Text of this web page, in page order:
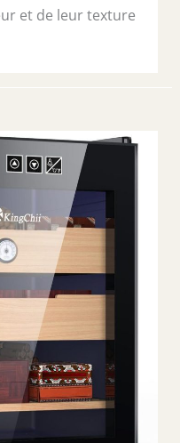
et de leur texture